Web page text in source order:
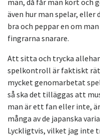
man, då får man kort och
även hur man spelar, eller
bra och peppar en om
fingrarna snarare.
Att sitta och trycka
spelkontroll är faktiskt
mycket genomarbetat
så ska det tilläggas att
man är ett fan eller inte,
många av de japanska
Lyckligtvis, vilket jag inte